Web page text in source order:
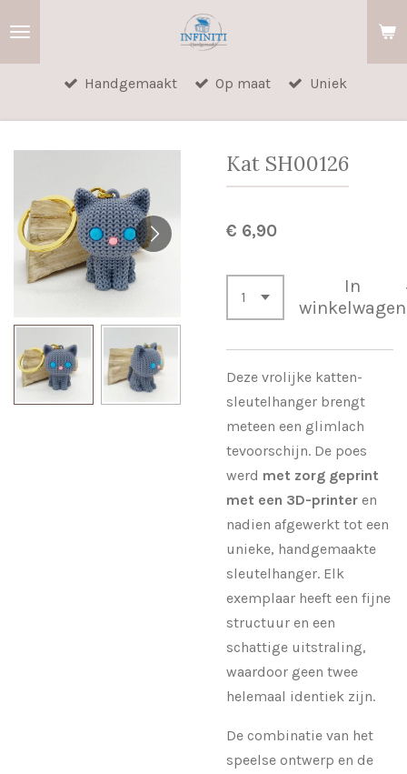
hoofdinhoud
Handgemaakt Op maat Uniek
Kat SH00126
€ 6,90
In
winkelwagen
Deze vrolijke katten-
sleutelhanger brengt
meteen een glimlach
tevoorschijn. De poes
werd met zorg geprint
met een 3D-printer en
nadien afgewerkt tot een
unieke, handgemaakte
sleutelhanger. Elk
exemplaar heeft een fijne
structuur en een
schattige uitstraling,
waardoor geen twee
helemaal identiek zijn.
De combinatie van het
speelse ontwerp en de